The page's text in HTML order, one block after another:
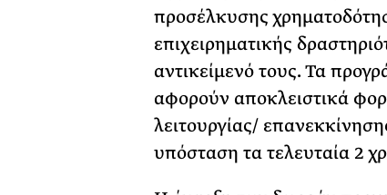
προσέλκυσης
επιχειρηματικής
αντικείμενό τους. Τα
αφορούν αποκλειστικά
λειτουργίας/
υπόσταση τα τελευταία 2